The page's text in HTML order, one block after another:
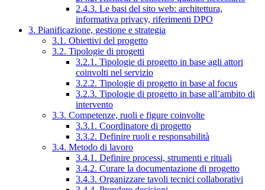
2.4.3. Le basi del sito web: architettura,
informativa privacy, riferimenti DPO
3. Pianificazione, gestione e strategia
3.1. Obiettivi del progetto
3.2. Tipologie di progetti
3.2.1. Tipologie di progetto in base agli attori
coinvolti nel servizio
3.2.2. Tipologie di progetto in base al focus
3.2.3. Tipologie di progetto in base all’ambito di
intervento
3.3. Competenze, ruoli e figure coinvolte
3.3.1. Coordinatore di progetto
3.3.2. Definire ruoli e responsabilità
3.4. Metodo di lavoro
3.4.1. Definire processi, strumenti e rituali
3.4.2. Curare la documentazione di progetto
3.4.3. Organizzare tavoli tecnici collaborativi